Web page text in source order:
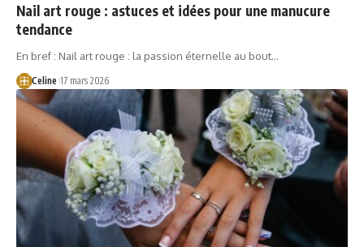
Nail art rouge : astuces et idées pour une manucure
tendance
En bref : Nail art rouge : la passion éternelle au bout…
Celine 17 mars 2026